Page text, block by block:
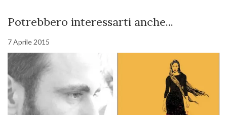
Potrebbero interessarti anche...
7 Aprile 2015